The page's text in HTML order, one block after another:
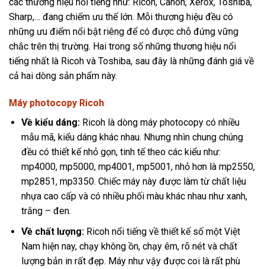
Sharp,… đang chiếm ưu thế lớn. Mỗi thương hiệu đều có
những ưu điểm nổi bật riêng để có được chỗ đứng vững
chắc trên thị trường. Hai trong số những thương hiệu nổi
tiếng nhất là Ricoh và Toshiba, sau đây là những đánh giá về
cả hai dòng sản phẩm này.
Máy photocopy Ricoh
Về kiểu dáng:Ricoh là dòng máy photocopy có nhiều
mẫu mã, kiểu dáng khác nhau. Nhưng nhìn chung chúng
đều có thiết kế nhỏ gọn, tinh tế theo các kiểu như:
mp4000, mp5000, mp4001, mp5001, nhỏ hơn là mp2550,
mp2851, mp3350. Chiếc máy này được làm từ chất liệu
nhựa cao cấp và có nhiều phối màu khác nhau như xanh,
trắng – đen.
Về chất lượng: Ricoh nổi tiếng về thiết kế số một Việt
Nam hiện nay, chạy không ồn, chạy êm, rõ nét và chất
lượng bản in rất đẹp. Máy như vậy được coi là rất phù